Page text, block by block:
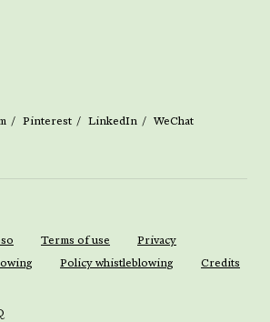
Pinterest LinkedIn
WeChat
Terms of use
Privacy
Policy whistleblowing Credits